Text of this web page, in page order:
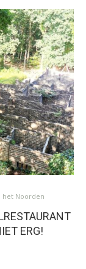
het Noorden
ERG!